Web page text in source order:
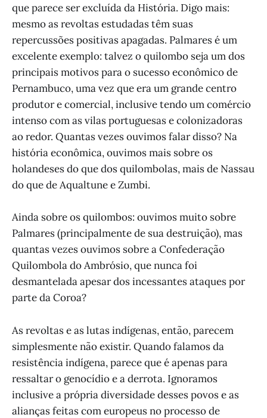
que parece ser excluída da História. Digo mais:
mesmo as revoltas estudadas têm suas
repercussões positivas apagadas. Palmares é um
excelente exemplo: talvez o quilombo seja um dos
principais motivos para o sucesso econômico de
Pernambuco, uma vez que era um grande centro
produtor e comercial, inclusive tendo um comércio
intenso com as vilas portuguesas e colonizadoras
ao redor. Quantas vezes ouvimos falar disso? Na
história econômica, ouvimos mais sobre os
holandeses do que dos quilombolas, mais de Nassau
do que de Aqualtune e Zumbi.
Ainda sobre os quilombos: ouvimos muito sobre
Palmares (principalmente de sua destruição), mas
quantas vezes ouvimos sobre a Confederação
Quilombola do Ambrósio, que nunca foi
desmantelada apesar dos incessantes ataques por
parte da Coroa?
As revoltas e as lutas indígenas, então, parecem
simplesmente não existir. Quando falamos da
resistência indígena, parece que é apenas para
ressaltar o genocídio e a derrota. Ignoramos
inclusive a própria diversidade desses povos e as
alianças feitas com europeus no processo de